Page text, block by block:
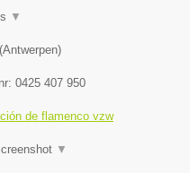
▼
(Antwerpen)
0425 407 950
de flamenco vzw
▼